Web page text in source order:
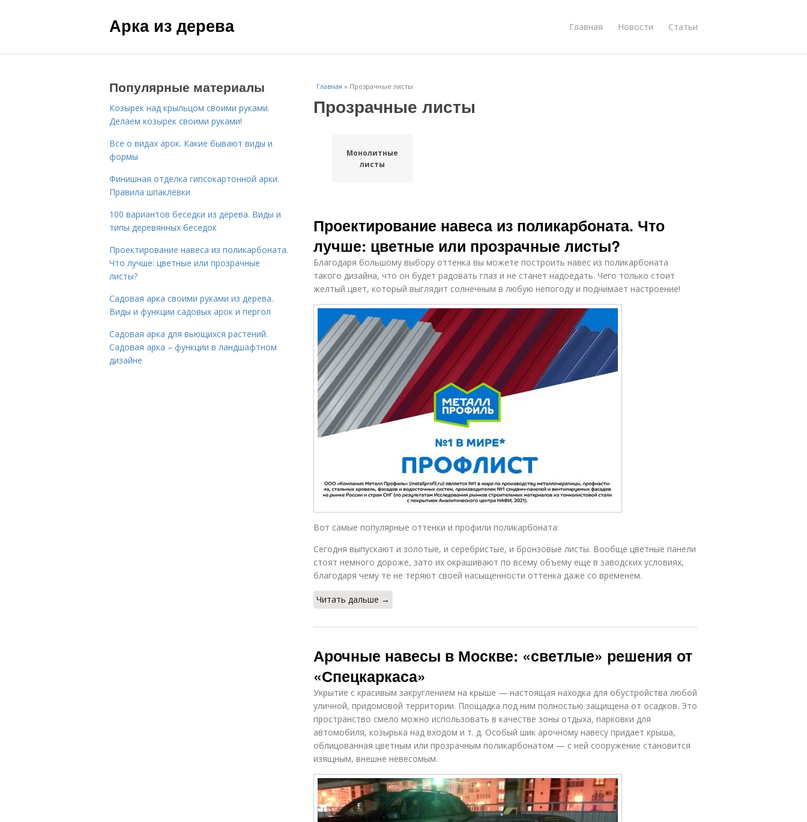
Арка из дерева Главная Новости Статьи
Главная » Прозрачные листы
Прозрачные листы
Монолитные
листы
Проектирование навеса из поликарбоната. Что
лучше: цветные или прозрачные листы?
Благодаря большому выбору оттенка вы можете построить навес из поликарбоната
такого дизайна, что он будет радовать глаз и не станет надоедать. Чего только стоит
желтый цвет, который выглядит солнечным в любую непогоду и поднимает настроение!
Вот самые популярные оттенки и профили поликарбоната:
Сегодня выпускают и золотые, и серебристые, и бронзовые листы. Вообще цветные панели
стоят немного дороже, зато их окрашивают по всему объему еще в заводских условиях,
благодаря чему те не теряют своей насыщенности оттенка даже со временем.
Читать дальше →
Арочные навесы в Москве: «светлые» решения от
«Спецкаркаса»
Укрытие с красивым закруглением на крыше — настоящая находка для обустройства любой
уличной, придомовой территории. Площадка под ним полностью защищена от осадков. Это
пространство смело можно использовать в качестве зоны отдыха, парковки для
автомобиля, козырька над входом и т. д. Особый шик арочному навесу придает крыша,
облицованная цветным или прозрачным поликарбонатом — с ней сооружение становится
изящным, внешне невесомым.
Популярные материалы
Козырек над крыльцом своими руками.
Делаем козырек своими руками!
Все о видах арок. Какие бывают виды и
формы
Финишная отделка гипсокартонной арки.
Правила шпаклёвки
100 вариантов беседки из дерева. Виды и
типы деревянных беседок
Проектирование навеса из поликарбоната.
Что лучше: цветные или прозрачные
листы?
Садовая арка своими руками из дерева.
Виды и функции садовых арок и пергол
Садовая арка для вьющихся растений.
Садовая арка – функции в ландшафтном
дизайне